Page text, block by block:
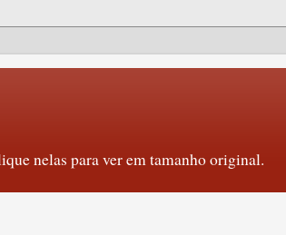
nelas para ver em tamanho original.